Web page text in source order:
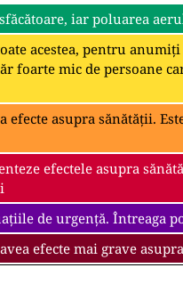
iar poluarea
acestea, pentru
foarte mic de persoane
asupra sănătății.
efectele asupra
de urgență. Întreaga
efecte mai grave